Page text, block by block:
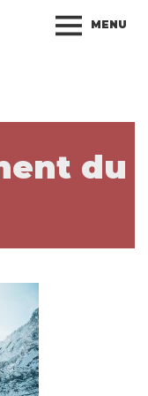
MENU
du